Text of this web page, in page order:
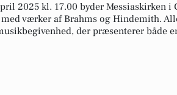
2025 kl. 17.00 byder Messiaskirken
værker af Brahms og Hindemith.
der præsenterer både